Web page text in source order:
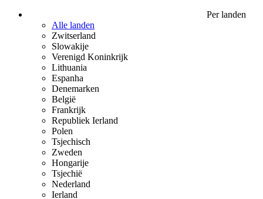
Per landen
Alle landen
Zwitserland
Slowakije
Verenigd Koninkrijk
Lithuania
Espanha
Denemarken
België
Frankrijk
Republiek Ierland
Polen
Tsjechisch
Zweden
Hongarije
Tsjechië
Nederland
Ierland